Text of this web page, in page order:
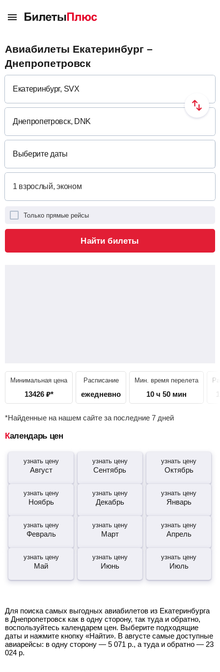
Авиабилеты Екатеринбург –
Днепропетровск
Выберите даты
Только прямые рейсы
Найти билеты
Минимальная цена
13426 ₽*
Расписание
ежедневно
Мин. время перелета
10 ч 50 мин
*Найденные на нашем сайте за последние 7 дней
Календарь цен
узнать цену
Август
узнать цену
Сентябрь
узнать цену
Октябрь
узнать цену
Ноябрь
узнать цену
Декабрь
узнать цену
Январь
узнать цену
Февраль
узнать цену
Март
узнать цену
Апрель
узнать цену
Май
узнать цену
Июнь
узнать цену
Июль
Для поиска самых выгодных авиабилетов из Екатеринбурга
в Днепропетровск как в одну сторону, так туда и обратно,
воспользуйтесь календарем цен. Выберите подходящие
даты и нажмите кнопку «Найти». В августе самые доступные
авиарейсы: в одну сторону — 5 071 р., а туда и обратно — 23
024 р.